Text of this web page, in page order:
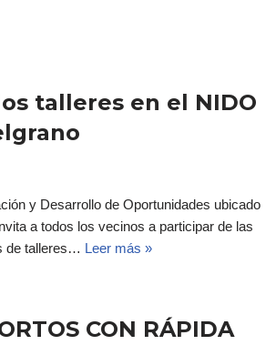
talleres en el NIDO
y Desarrollo de Oportunidades ubicado
a todos los vecinos a participar de las
de talleres… Leer más »
CON RÁPIDA